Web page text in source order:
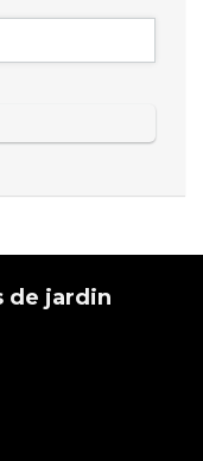
de jardin